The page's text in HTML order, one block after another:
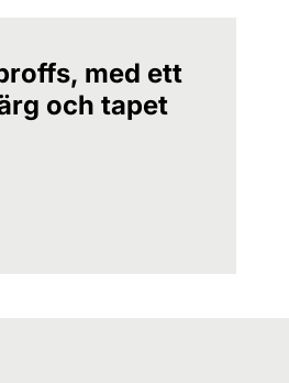
med ett
och tapet